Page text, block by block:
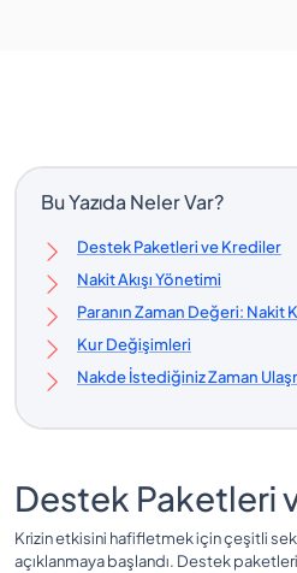
Bu Yazıda Neler Var?
Destek Paketleri ve Krediler
Nakit Akışı Yönetimi
Paranın Zaman Değeri: Nakit
Kur Değişimleri
Nakde İstediğiniz Zaman
Destek Paketleri
Krizin etkisini hafifletmek için çeşitli
açıklanmaya başlandı. Destek